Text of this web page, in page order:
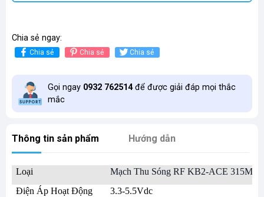
Chia sẻ ngay:
Chia sẻ Chia sẻ Chia sẻ
Gọi ngay 0932 762514để được giải đáp mọi thắc
mắc
Thông tin sản phẩm Hướng dẫn
Loại
Mạch Thu Sóng RF KB2-ACE 315Mhz
Điện Áp Hoạt Động
3.3-5.5Vdc